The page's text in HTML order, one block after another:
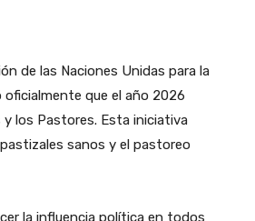
de las Naciones Unidas para la
oficialmente que el año 2026
los Pastores. Esta iniciativa
sanos y el pastoreo
la influencia política en todos